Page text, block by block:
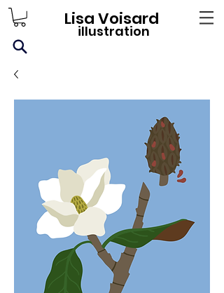
Lisa Voisard
illustration